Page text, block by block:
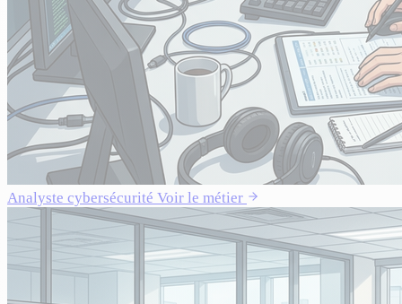
Analyste cybersécurité Voir le métier